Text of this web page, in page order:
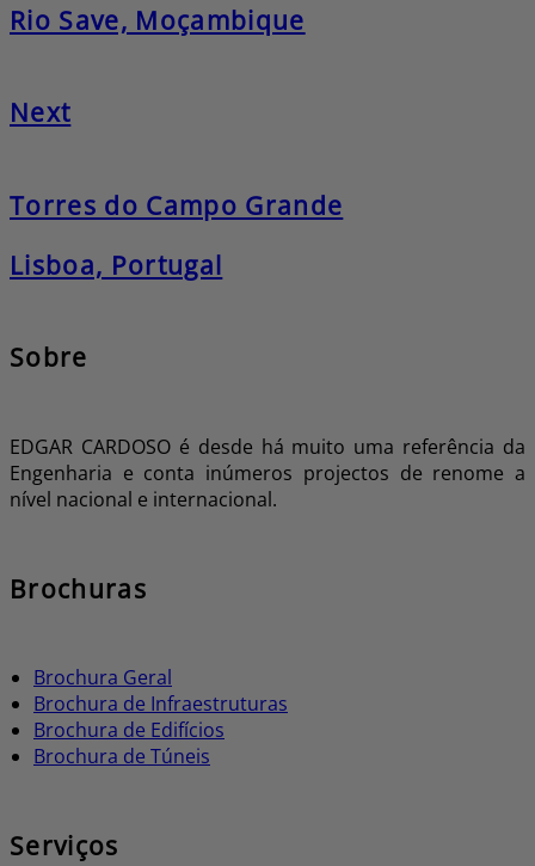
Rio Save, Moçambique
Next
Torres do Campo Grande
Lisboa, Portugal
Sobre
EDGAR CARDOSO é desde há muito uma referência da
Engenharia e conta inúmeros projectos de renome a
nível nacional e internacional.
Brochuras
Brochura Geral
Brochura de Infraestruturas
Brochura de Edifícios
Brochura de Túneis
Serviços